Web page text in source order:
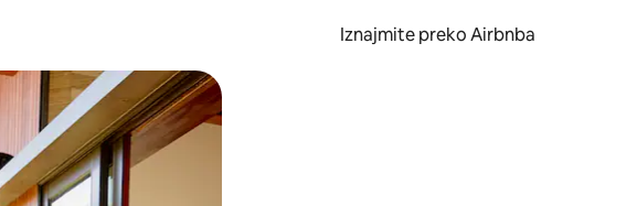
Iznajmite preko Airbnba